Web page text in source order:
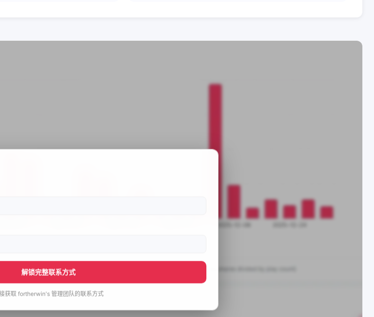
解锁完整联系方式
获取 fortherwin's 管理团队的联系方式